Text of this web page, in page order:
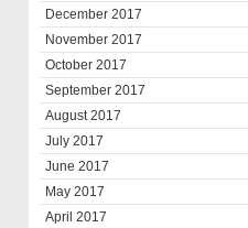
December 2017
November 2017
October 2017
September 2017
August 2017
July 2017
June 2017
May 2017
April 2017